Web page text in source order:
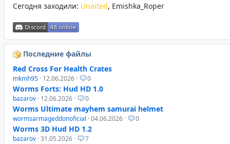
Сегодня заходили: Unaited, Emishka_Roper
Последние файлы
Red Cross For Health Crates
mkmh95 · 12.06.2026 · 0
Worms Forts: Hud HD 1.0
bazarov · 12.06.2026 · 0
Worms Ultimate mayhem samurai helmet
wormsarmageddonoficial · 04.06.2026 · 0
Worms 3D Hud HD 1.2
bazarov · 31.05.2026 · 7